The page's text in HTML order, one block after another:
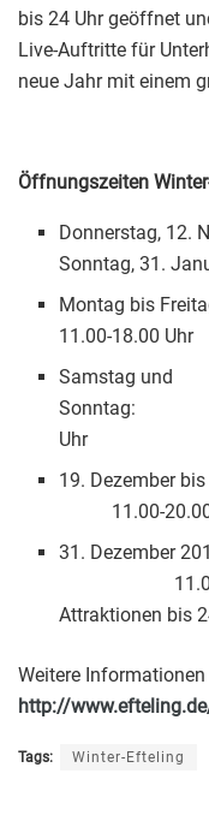
bis 24 Uhr geöffnet
Live-Auftritte für
neue Jahr mit einem
Öffnungszeiten
Donnerstag, 12.
Sonntag, 31.
11.00-18.00 Uhr
Samstag und
Uhr
19. Dezember
11.00-20.00
31.
11.00-
Attraktionen bis
Weitere
http://
Tags: Winter-Efteling